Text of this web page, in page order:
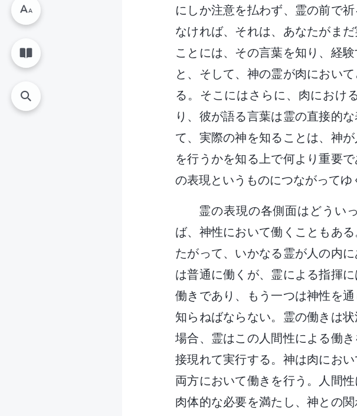
にしか注意を払わず、霊の前で
なければ、それは、あなたがま
ことには、その言葉を知り、経
と、そして、神の霊が肉におい
る。そこにはさらに、肉におけ
り、彼が語る言葉は霊の直接的
て、実際の神を知ることは、神
を行うかを知る上で何より重要
の表現というものにつながってゆ
霊の表現の各側面はどうい
ば、神性において働くこともあ
たがって、いかなる霊が人の内
は普通に働くが、霊による指揮
働きであり、もう一つは神性を
知らねばならない。霊の働きは
場合、霊はこの人間性による働
接現れて実行する。神は肉にお
両方において働きを行う。人間
肉体的な必要を満たし、神との